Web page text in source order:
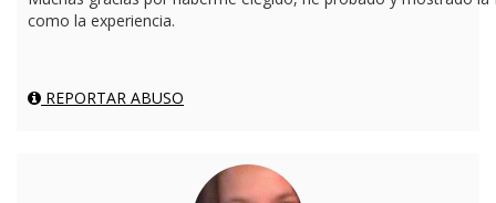
como la experiencia.
REPORTAR ABUSO